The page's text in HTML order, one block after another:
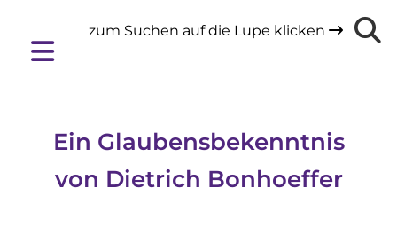
zum Suchen auf die Lupe klicken
Ein Glaubensbekenntnis
von Dietrich Bonhoeffer